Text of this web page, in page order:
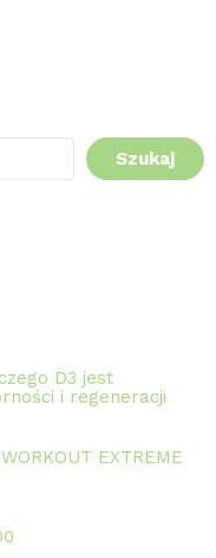
Szukaj
D3 jest
i regeneracji
EXTREME